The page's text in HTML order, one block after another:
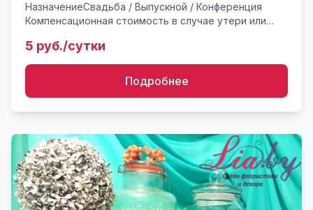
НазначениеСвадьба / Выпускной / Конференция
Компенсационная стоимость в случае утери или
шарики. Полые стеклянн...
5 руб./сутки
Подробнее